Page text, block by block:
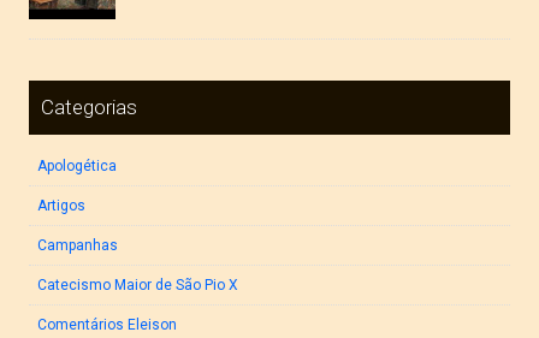
Categorias
Apologética
Artigos
Campanhas
Catecismo Maior de São Pio X
Comentários Eleison